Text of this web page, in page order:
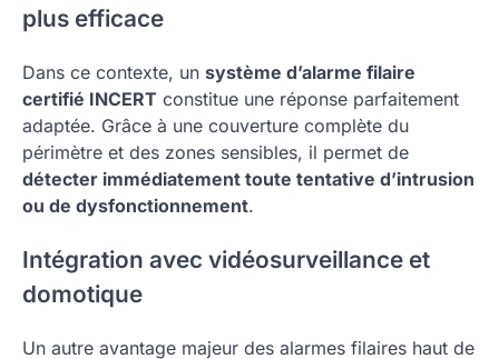
plus efficace
Dans ce contexte, un système d’alarme filaire
certifié INCERT constitue une réponse parfaitement
adaptée. Grâce à une couverture complète du
périmètre et des zones sensibles, il permet de
détecter immédiatement toute tentative d’intrusion
ou de dysfonctionnement.
Intégration avec vidéosurveillance et
domotique
Un autre avantage majeur des alarmes filaires haut de